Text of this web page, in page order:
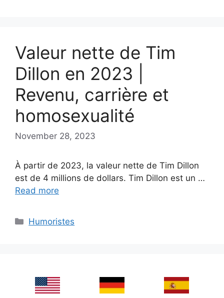
Valeur nette de Tim
Dillon en 2023 |
Revenu, carrière et
homosexualité
November 28, 2023
À partir de 2023, la valeur nette de Tim Dillon
est de 4 millions de dollars. Tim Dillon est un …
Read more
Categories
Humoristes